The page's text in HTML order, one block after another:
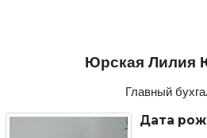
Юрская Лилия
Главный
Дата